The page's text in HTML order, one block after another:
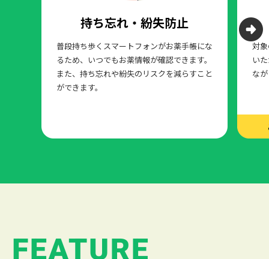
持ち忘れ・紛失防止
普段持ち歩くスマートフォンがお薬手帳にな
るため、いつでもお薬情報が確認できます。
また、持ち忘れや紛失のリスクを減らすこと
ができます。
対
い
な